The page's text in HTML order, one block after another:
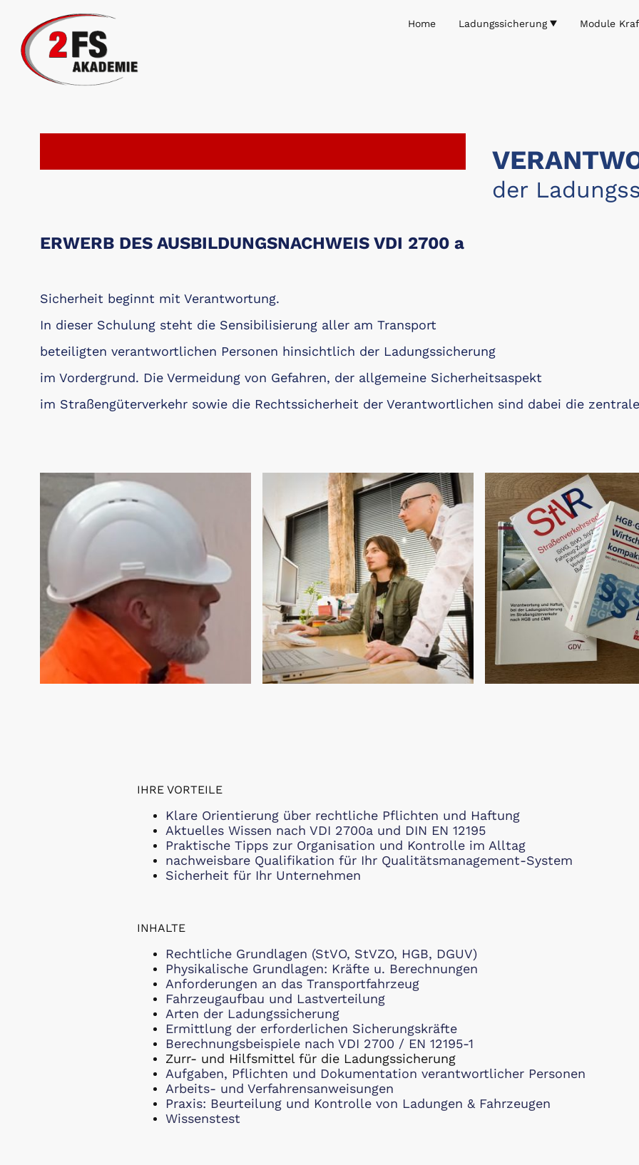
Home Ladungssicherung Module
der
ERWERB DES AUSBILDUNGSNACHWEIS VDI 2700 a
Sicherheit beginnt mit Verantwortung.
In dieser Schulung steht die Sensibilisierung aller am Transport
beteiligten verantwortlichen Personen hinsichtlich der Ladungssicherung
im Vordergrund. Die Vermeidung von Gefahren, der allgemeine Sicherheitsaspekt
im Straßengüterverkehr sowie die Rechtssicherheit der Verantwortlichen sind dabei die
IHRE VORTEILE
Klare Orientierung über rechtliche Pflichten und Haftung
Aktuelles Wissen nach VDI 2700a und DIN EN 12195
Praktische Tipps zur Organisation und Kontrolle im Alltag
nachweisbare Qualifikation für Ihr Qualitätsmanagement-System
Sicherheit für Ihr Unternehmen
INHALTE
Rechtliche Grundlagen (StVO, StVZO, HGB, DGUV)
Physikalische Grundlagen: Kräfte u. Berechnungen
Anforderungen an das Transportfahrzeug
Fahrzeugaufbau und Lastverteilung
Arten der Ladungssicherung
Ermittlung der erforderlichen Sicherungskräfte
Berechnungsbeispiele nach VDI 2700 / EN 12195-1
Zurr- und Hilfsmittel für die Ladungssicherung
Aufgaben, Pflichten und Dokumentation verantwortlicher Personen
Arbeits- und Verfahrensanweisungen
Praxis: Beurteilung und Kontrolle von Ladungen & Fahrzeugen
Wissenstest